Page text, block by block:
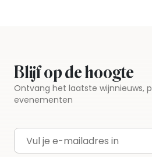
Blijf op de hoogte
Ontvang het laatste wijnnieuws,
evenementen
E-mailadres